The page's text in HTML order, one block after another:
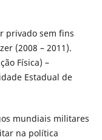
privado sem fins
(2008 – 2011).
Física) –
Estadual de
mundiais militares
na política